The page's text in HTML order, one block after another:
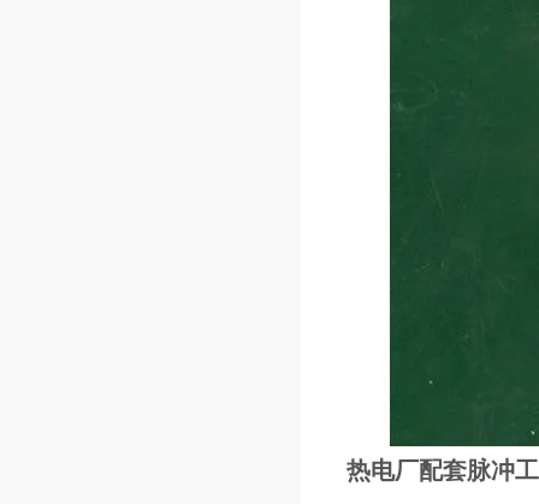
热电厂配套脉冲